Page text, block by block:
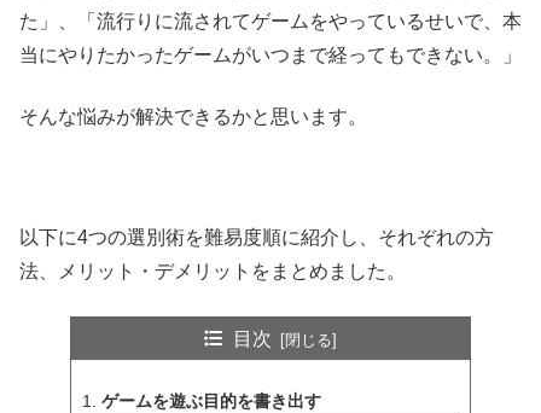
た」、「流行りに流されてゲームをやっているせいで、本
当にやりたかったゲームがいつまで経ってもできない。」
そんな悩みが解決できるかと思います。
以下に4つの選別術を難易度順に紹介し、それぞれの方
法、メリット・デメリットをまとめました。
目次
ゲームを遊ぶ目的を書き出す